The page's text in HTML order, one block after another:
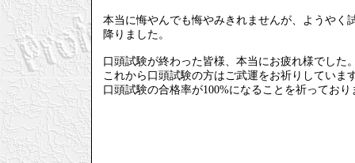
本当に悔やんでも悔やみきれませんが、ようやく
降りました。
口頭試験が終わった皆様、本当にお疲れ様でした
これから口頭試験の方はご武運をお祈りしていま
口頭試験の合格率が100%になることを祈っており